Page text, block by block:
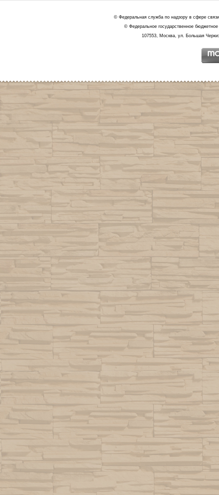
© Федеральная служба по надзору в сфере
© Федеральное государственное
107553, Москва, ул. Большая